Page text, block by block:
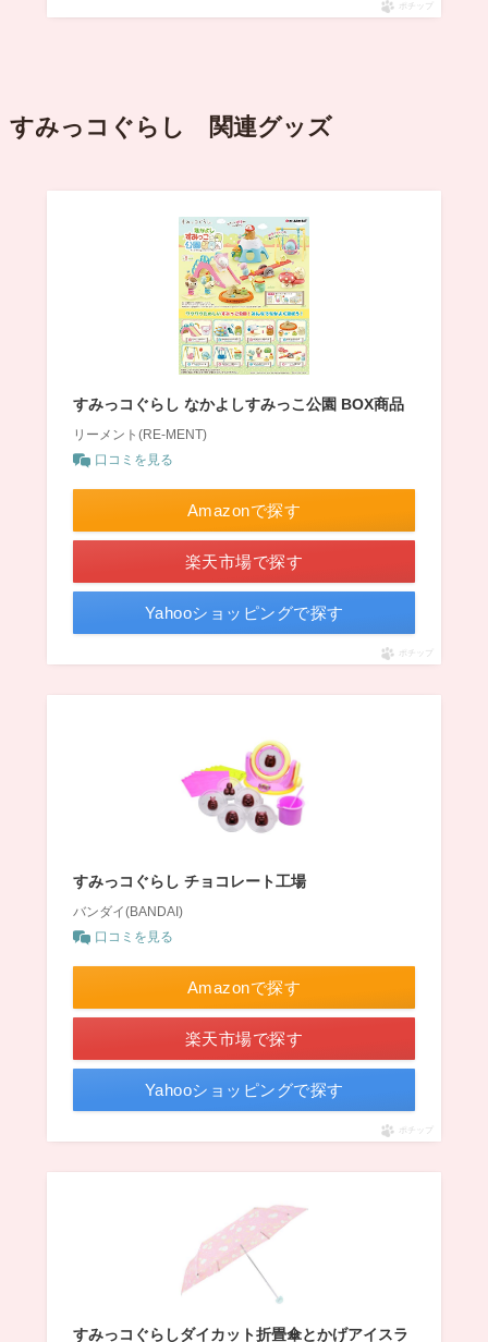
ポチップ
すみっコぐらし 関連グッズ
すみっコぐらし なかよしすみっこ公園 BOX商品
リーメント(RE-MENT)
口コミを見る
Amazonで探す
楽天市場で探す
Yahooショッピングで探す
ポチップ
すみっコぐらし チョコレート工場
バンダイ(BANDAI)
口コミを見る
Amazonで探す
楽天市場で探す
Yahooショッピングで探す
ポチップ
すみっコぐらしダイカット折畳傘とかげアイスラ